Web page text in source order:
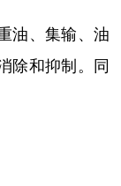
油、集输、油
除和抑制。同